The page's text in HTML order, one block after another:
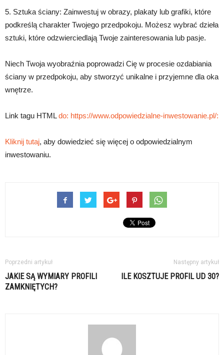
5. Sztuka ściany: Zainwestuj w obrazy, plakaty lub grafiki, które
podkreślą charakter Twojego przedpokoju. Możesz wybrać dzieła
sztuki, które odzwierciedlają Twoje zainteresowania lub pasje.
Niech Twoja wyobraźnia poprowadzi Cię w procesie ozdabiania
ściany w przedpokoju, aby stworzyć unikalne i przyjemne dla oka
wnętrze.
Link tagu HTMLdo: https://www.odpowiedzialne-inwestowanie.pl/:
Kliknij tutaj, aby dowiedzieć się więcej o odpowiedzialnym
inwestowaniu.
Poprzedni artykuł
JAKIE SĄ WYMIARY PROFILI
ZAMKNIĘTYCH?
Następny artykuł
ILE KOSZTUJE PROFIL UD 30?